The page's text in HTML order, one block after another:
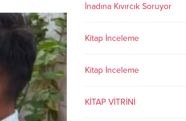
İnadına Kıvırcık Soruyor
Kitap İnceleme
Kitap İnceleme
KİTAP VİTRİNİ